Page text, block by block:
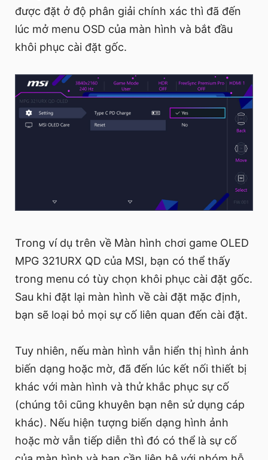
được đặt ở độ phân giải chính xác thì đã đến
lúc mở menu OSD của màn hình và bắt đầu
khôi phục cài đặt gốc.
Trong ví dụ trên về Màn hình chơi game OLED
MPG 321URX QD của MSI, bạn có thể thấy
trong menu có tùy chọn khôi phục cài đặt gốc.
Sau khi đặt lại màn hình về cài đặt mặc định,
bạn sẽ loại bỏ mọi sự cố liên quan đến cài đặt.
Tuy nhiên, nếu màn hình vẫn hiển thị hình ảnh
biến dạng hoặc mờ, đã đến lúc kết nối thiết bị
khác với màn hình và thử khắc phục sự cố
(chúng tôi cũng khuyên bạn nên sử dụng cáp
khác). Nếu hiện tượng biến dạng hình ảnh
hoặc mờ vẫn tiếp diễn thì đó có thể là sự cố